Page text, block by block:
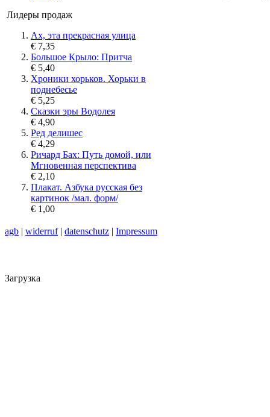
Лидеры продаж
Ах, эта прекрасная улица
€ 7,35
Большое Крыло: Притча
€ 5,40
Хроники хорьков. Хорьки в
поднебесье
€ 5,25
Сказки эры Водолея
€ 4,90
Ред делишес
€ 4,29
Ричард Бах: Путь домой, или
Мгновенная перспектива
€ 2,10
Плакат. Азбука русская без
картинок /мал. форм/
€ 1,00
agb | widerruf| datenschutz | Impressum
Загрузка